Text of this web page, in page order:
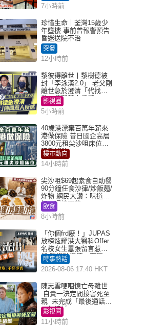
7小時前
珍惜生命｜荃灣15歲少
年墮樓 事前曾報警預告
昏迷送院不治
突發
12小時前
黎彼得離世丨黎樹德被
封「李泳漢2.0」 老父剛
離世急於澄清「代找卡
數」傳聞惹人反感
影視圈
5小時前
40歲港漂棄百萬年薪來
港做保險 昔日國企高層
3800元租尖沙咀床位｜
租盤Million
樓市動向
14小時前
尖沙咀$69起素食自助餐
90分鐘任食沙律/炒飯麵/
炸物 網民大讚：味道
好，環境闊落
飲食
8小時前
「你個frd廢！」JUPAS
放榜炫耀港大醫科Offer
名校女生囂張留言惹眾
怒 醫學院澄清：宣稱
「40.5分獲錄取」不符事
實｜Juicy叮
時事熱話
2026-08-06 17:40 HKT
陳志雲哽咽憶亡母離世
自責一決定間接害死至
親 未完成「最後通話」
一生遺憾
影視圈
11小時前